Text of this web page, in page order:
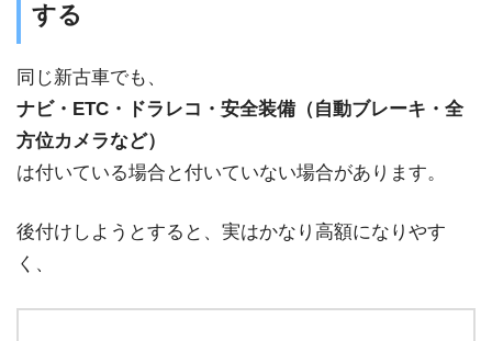
する
同じ新古車でも、
ナビ・ETC・ドラレコ・安全装備（自動ブレーキ・全
方位カメラなど）
は付いている場合と付いていない場合があります。
後付けしようとすると、実はかなり高額になりやす
く、